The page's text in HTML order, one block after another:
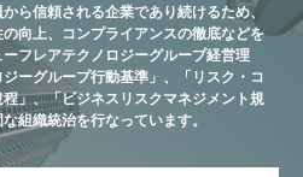
ら信頼される企業であり続けるため、
向上、コンプライアンスの徹底などを
フレアテクノロジーグループ経営理
ーグループ行動基準」、「リスク・コ
」、「ビジネスリスクマネジメント規
組織統治を行なっています。